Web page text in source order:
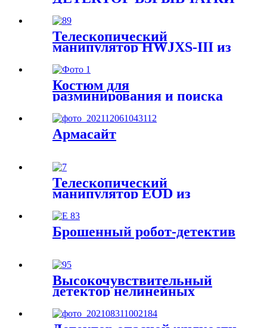
Телескопический
манипулятор HWJXS-III из
для решения EOD
Костюм для
разминирования и поиска
Армасайт
Телескопический
манипулятор EOD из
углеродного волокна
HWJXS-III
Брошенный робот-детектив
Высокочувствительный
детектор нелинейных
переходов
Полупроводниковый
детектор